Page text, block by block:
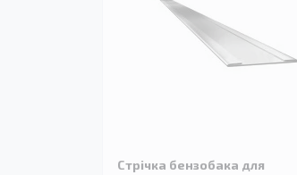
Стрічка бензобака для